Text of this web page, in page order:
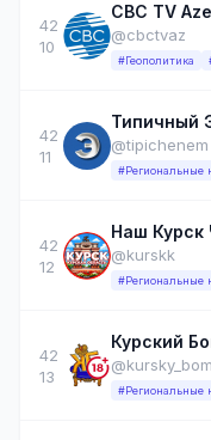
42
10
CBC TV
@cbctvaz
#Геополитика
42
11
Типичный
@tipichenem
#Региональные
42
12
Наш Курск
@kurskk
#Региональные
42
13
Курский
#Региональные